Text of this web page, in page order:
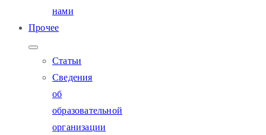
нами
Прочее
Статьи
Сведения
об
образовательной
организации